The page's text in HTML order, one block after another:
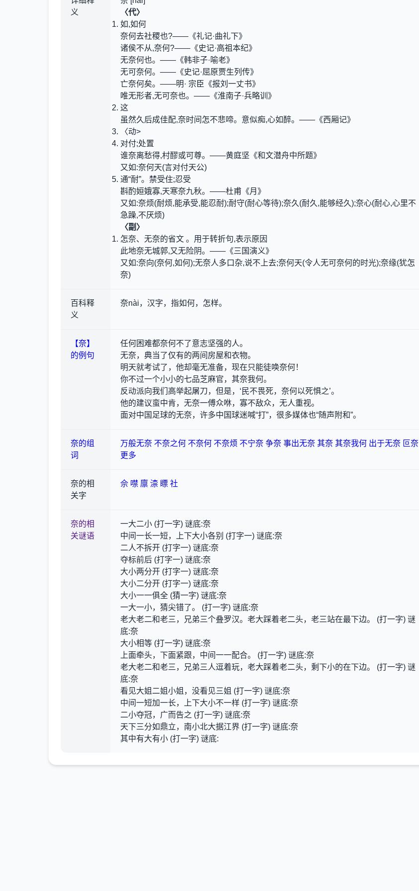
义
〈代〉
如,如何
奈何去社稷也?——《礼记·曲礼下》
诸侯不从,奈何?——《史记·高祖本纪》
无奈何也。——《韩非子·喻老》
无可奈何。——《史记·屈原贾生列传》
亡奈何矣。——明· 宗臣《报刘一丈书》
唯无形者,无可奈也。——《淮南子·兵略训》
这
虽然久后成佳配,奈时间怎不悲啼。意似痴,心如醉。——《西厢记》
〈动>
对付;处置
谁奈离愁得,村醪或可尊。——黄庭坚《和文潜舟中所题》
又如:奈何天(言对付天公)
通“耐”。禁受住;忍受
斟酌姮娥寡,天寒奈九秋。——杜甫《月》
又如:奈烦(耐烦,能承受,能忍耐);耐守(耐心等待);奈久(耐久,能够经久);奈心(耐心,心里不
急躁,不厌烦)
〈副〉
怎奈、无奈的省文 。用于转折句,表示原因
此地奈无城郭,又无险阴。——《三国演义》
又如:奈向(奈何,如何);无奈人多口杂,说不上去;奈何天(令人无可奈何的时光);奈缘(犹怎
奈)
百科释
义
奈nài，汉字，指如何，怎样。
【奈】
的例句
任何困难都奈何不了意志坚强的人。
无奈，典当了仅有的两间房屋和衣物。
明天就考试了，他却毫无准备，现在只能徒唤奈何！
你不过一个小小的七品芝麻官，其奈我何。
反动派向我们高举起屠刀，但是，‘民不畏死，奈何以死惧之’。
他的建议蛮中肯，无奈一傅众咻，寡不敌众，无人重视。
面对中国足球的无奈，许多中国球迷喊“打”，很多媒体也“随声附和”。
奈的组
词
万般无奈 不奈之何 不奈何 不奈烦 不宁奈 争奈 事出无奈 其奈 其奈我何 出于无奈 叵奈
更多
奈的相
关字
佘 噤 廪 渿 瞟 社
奈的相
关谜语
一大二小 (打一字) 谜底:奈
中间一长一短，上下大小各别 (打字一) 谜底:奈
二人不拆开 (打字一) 谜底:奈
夺标前后 (打字一) 谜底:奈
大小两分开 (打字一) 谜底:奈
大小二分开 (打字一) 谜底:奈
大小一一俱全 (猜一字) 谜底:奈
一大一小，猜尖错了。 (打一字) 谜底:奈
老大老二和老三，兄弟三个叠罗汉。老大踩着老二头，老三站在最下边。 (打一字) 谜
底:奈
大小相等 (打一字) 谜底:奈
上面牵头，下面紧跟，中间一一配合。 (打一字) 谜底:奈
老大老二和老三，兄弟三人逗着玩，老大踩着老二头，剩下小的在下边。 (打一字) 谜
底:奈
看见大姐二姐小姐，没看见三姐 (打一字) 谜底:奈
中间一短加一长，上下大小不一样 (打一字) 谜底:奈
二小夺冠，广而告之 (打一字) 谜底:奈
天下三分如鼎立，南小北大据江界 (打一字) 谜底:奈
其中有大有小 (打一字) 谜底: